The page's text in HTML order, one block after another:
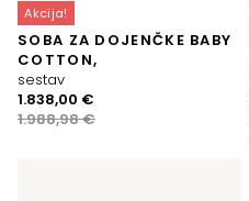
Akcija!
SOBA ZA DOJENČKE BABY
COTTON,
sestav
1.988,98€
Izvirna
cena
1.838,00 €
Trenutna
cena